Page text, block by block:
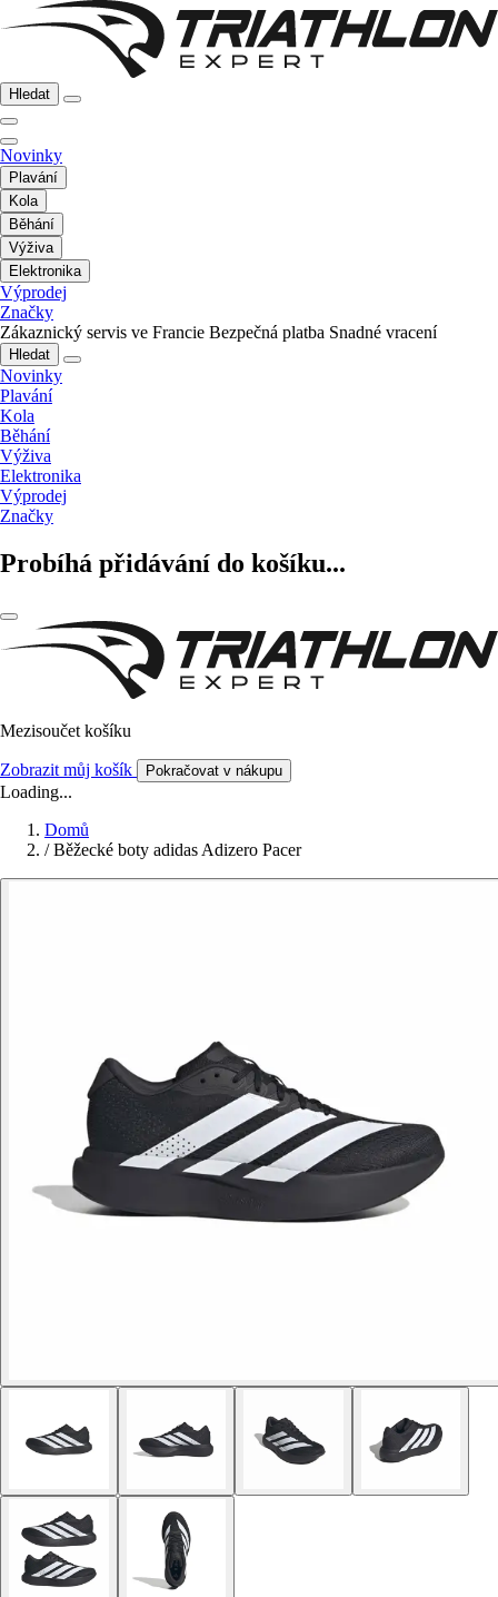
Hledat
Novinky
Plavání
Kola
Běhání
Výživa
Elektronika
Výprodej
Značky
Zákaznický servis ve Francie Bezpečná platba Snadné vracení
Hledat
Novinky
Plavání
Kola
Běhání
Výživa
Elektronika
Výprodej
Značky
Probíhá přidávání do košíku...
Mezisoučet košíku
Zobrazit můj košík Pokračovat v nákupu
Loading...
Domů
/ Běžecké boty adidas Adizero Pacer